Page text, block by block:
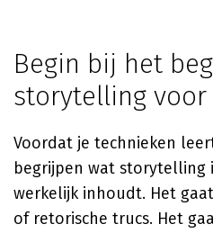
Begin bij het
storytelling voor
Voordat je technieken
begrijpen wat storytelling
werkelijk inhoudt. Het
of retorische trucs. Het